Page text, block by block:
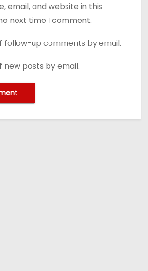
email, and website in this
next time I comment.
follow-up comments by email.
new posts by email.